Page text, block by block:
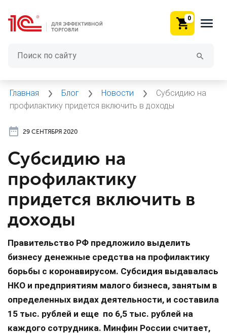
0
Главная Блог Новости
Субсидию на
профилактику придется включить в доходы
29 СЕНТЯБРЯ 2020
Субсидию на
профилактику
придется включить в
доходы
Правительство РФ предложило выделить
бизнесу денежные средства на профилактику
борьбы с коронавирусом. Субсидия выдавалась
НКО и предприятиям малого бизнеса, занятым в
определенных видах деятельности, и составила
15 тыс. рублей и еще по 6,5 тыс. рублей на
каждого сотрудника. Минфин России считает,